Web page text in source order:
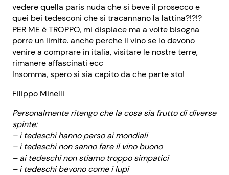
vedere quella paris nuda che si beve il prosecco e
quei bei tedesconi che si tracannano la lattina?!?!?
PER ME è TROPPO, mi dispiace ma a volte bisogna
porre un limite. anche perche il vino se lo devono
venire a comprare in italia, visitare le nostre terre,
rimanere affascinati ecc
Insomma, spero si sia capito da che parte sto!
Filippo Minelli
Personalmente ritengo che la cosa sia frutto di diverse
spinte:
– i tedeschi hanno perso ai mondiali
– i tedeschi non sanno fare il vino buono
– ai tedeschi non stiamo troppo simpatici
– i tedeschi bevono come i lupi